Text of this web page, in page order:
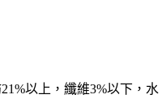
以上，纖維3%以下，水